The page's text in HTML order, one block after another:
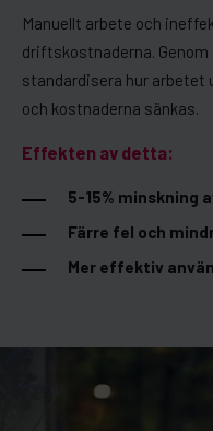
Manuellt arbete och
driftskostnaderna.
standardisera hur arbetet
och kostnaderna sänkas.
Effekten av detta:
5-15% minskning
Färre fel och
Mer effektiv